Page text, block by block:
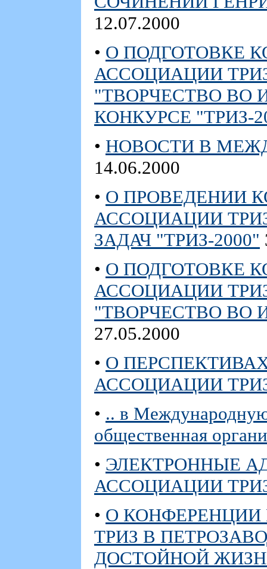
12.07.2000
• О ПОДГОТОВКЕ
АССОЦИАЦИИ
"ТВОРЧЕСТВО ВО
КОНКУРСЕ "ТРИЗ-
• НОВОСТИ В
14.06.2000
• О ПРОВЕДЕНИИ
АССОЦИАЦИИ
ЗАДАЧ "ТРИЗ-2000"
• О ПОДГОТОВКЕ
АССОЦИАЦИИ
"ТВОРЧЕСТВО ВО
27.05.2000
• О
АССОЦИАЦИИ
• .. в
общественная
• ЭЛЕКТРОННЫЕ
АССОЦИАЦИИ
• О
ТРИЗ В
ДОСТОЙНОЙ